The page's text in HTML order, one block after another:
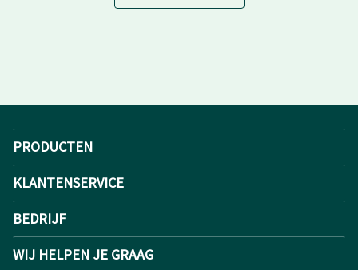
PRODUCTEN
KLANTENSERVICE
BEDRIJF
WIJ HELPEN JE GRAAG